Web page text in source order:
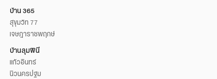
บ้าน 365
สุขุมวิท 77
เจษฎาราชพฤกษ์
บ้านลุมพินี
แก้วอินทร์
นิวนครปฐม